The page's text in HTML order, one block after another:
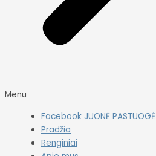
Menu
Facebook JUONĖ PASTUOGĖ
Pradžia
Renginiai